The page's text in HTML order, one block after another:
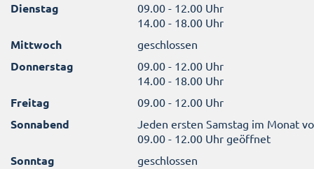
Dienstag
09.00 - 12.00 Uhr
14.00 - 18.00 Uhr
Mittwoch geschlossen
Donnerstag
09.00 - 12.00 Uhr
14.00 - 18.00 Uhr
Freitag 09.00 - 12.00 Uhr
Sonnabend
Jeden ersten Samstag im Monat
09.00 - 12.00 Uhr geöffnet
Sonntag geschlossen